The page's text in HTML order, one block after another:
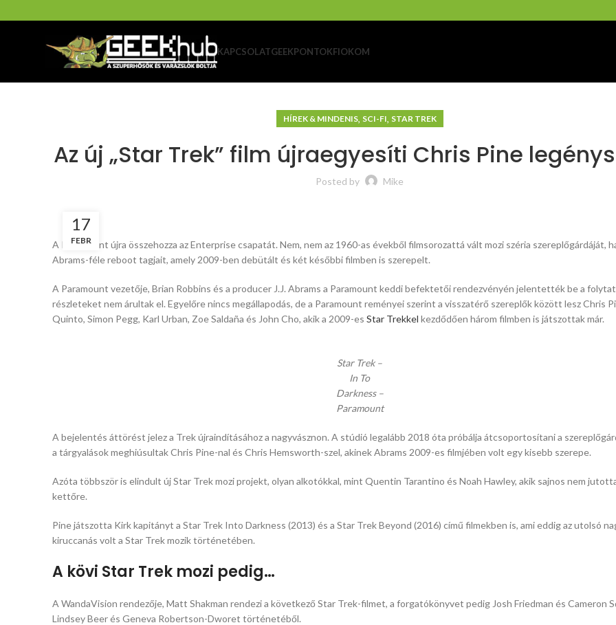
KAPCSOLATGEEKPONTOKFIOKOM
HÍREK & MINDENIS, SCI-FI, STAR TREK
Az új „Star Trek” film újraegyesíti Chris Pine
Posted by Mike
17
FEBR
A Paramount újra összehozza az Enterprise csapatát. Nem, nem az 1960-as évekből filmsorozattá vált mozi széria szereplőgárdáját,
Abrams-féle reboot tagjait, amely 2009-ben debütált és két későbbi filmben is szerepelt.
A Paramount vezetője, Brian Robbins és a producer J.J. Abrams a Paramount keddi befektetői rendezvényén jelentették be a
részleteket nem árultak el. Egyelőre nincs megállapodás, de a Paramount reményei szerint a visszatérő szereplők között lesz Chris
Quinto, Simon Pegg, Karl Urban, Zoe Saldaña és John Cho, akik a 2009-es Star Trekkel kezdődően három filmben is játszottak már.
Star Trek –
In To
Darkness –
Paramount
A bejelentés áttörést jelez a Trek újraindításához a nagyvásznon. A stúdió legalább 2018 óta próbálja átcsoportosítani a
a tárgyalások meghiúsultak Chris Pine-nal és Chris Hemsworth-szel, akinek Abrams 2009-es filmjében volt egy kisebb szerepe.
Azóta többször is elindult új Star Trek mozi projekt, olyan alkotókkal, mint Quentin Tarantino és Noah Hawley, akik sajnos nem
kettőre.
Pine játszotta Kirk kapitányt a Star Trek Into Darkness (2013) és a Star Trek Beyond (2016) című filmekben is, ami eddig az utolsó
kiruccanás volt a Star Trek mozik történetében.
A kövi Star Trek mozi pedig…
A WandaVision rendezője, Matt Shakman rendezi a következő Star Trek-filmet, a forgatókönyvet pedig Josh Friedman és Cameron
Lindsey Beer és Geneva Robertson-Dworet történetéből.